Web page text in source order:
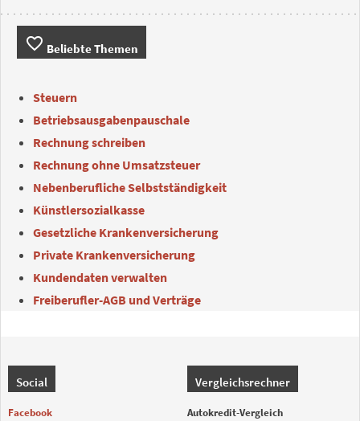
favorite_border Beliebte Themen
Steuern
Betriebsausgabenpauschale
Rechnung schreiben
Rechnung ohne Umsatzsteuer
Nebenberufliche Selbstständigkeit
Künstlersozialkasse
Gesetzliche Krankenversicherung
Private Krankenversicherung
Kundendaten verwalten
Freiberufler-AGB und Verträge
Social
Facebook
Vergleichsrechner
Autokredit-Vergleich